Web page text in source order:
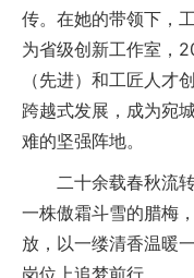
传。在她的带领下，
为省级创新工作室，
（先进）和工匠人才
跨越式发展，成为宛
难的坚强阵地。
二十余载春秋流转
一株傲霜斗雪的腊梅
放，以一缕清香温暖
岗位上追梦前行。